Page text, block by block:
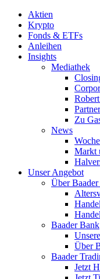
Aktien
Krypto
Fonds & ETFs
Anleihen
Insights
Mediathek
Zu
News
Markt
Unser Angebot
Über
Baader Bank
Über
Baader
Jetzt